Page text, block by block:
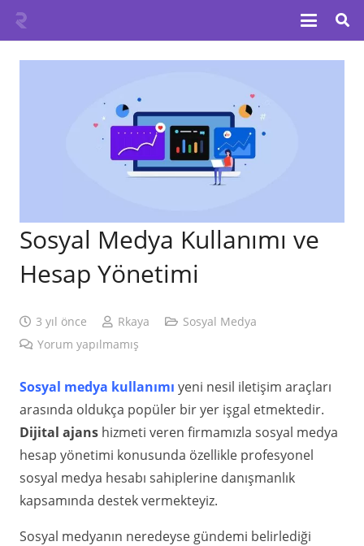
Sosyal Medya Kullanımı ve
Hesap Yönetimi
3 yıl önce Rkaya
Sosyal Medya
Yorum yapılmamış
Sosyal medya kullanımı yeni nesil iletişim araçları
arasında oldukça popüler bir yer işgal etmektedir.
Dijital ajans hizmeti veren firmamızla sosyal medya
hesap yönetimi konusunda özellikle profesyonel
sosyal medya hesabı sahiplerine danışmanlık
kapsamında destek vermekteyiz.
Sosyal medyanın neredeyse gündemi belirlediği